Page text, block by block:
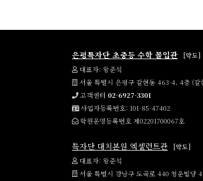
은평특자단 초중등 수학 몰입관
[약도]
대표자: 왕준석
서울 특별시 은평구 갈현동 463-4, 4층 (갈
고객센터 02-6927-3301
사업자등록번호: 101-85-47402
학원운영등록번호 제02201700067호
특자단 대치본원 엑셀런트관
[약도]
대표자: 왕준석
서울 특별시 강남구 도곡로 440 청운빌딩